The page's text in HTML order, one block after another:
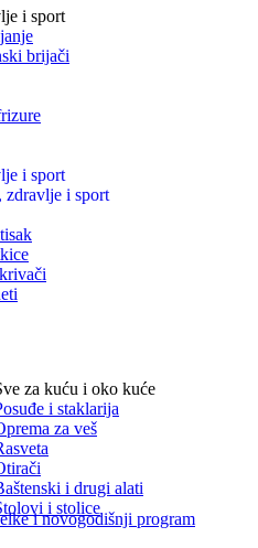
i sport
brijači
i sport
zdravlje i sport
za kuću i oko kuće
i staklarija
za veš
i drugi alati
i stolice
i novogodišnji program